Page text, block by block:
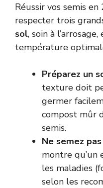
Réussir vos semis
respecter trois
sol, soin à
température
Préparez un
texture doit
germer
compost mûr
semis.
Ne semez
montre qu’un
les maladies
selon les